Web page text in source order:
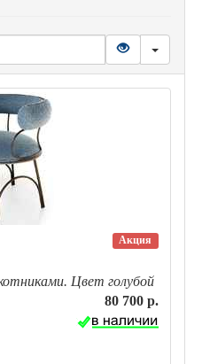
Акция
Цвет голубой
80 700 р.